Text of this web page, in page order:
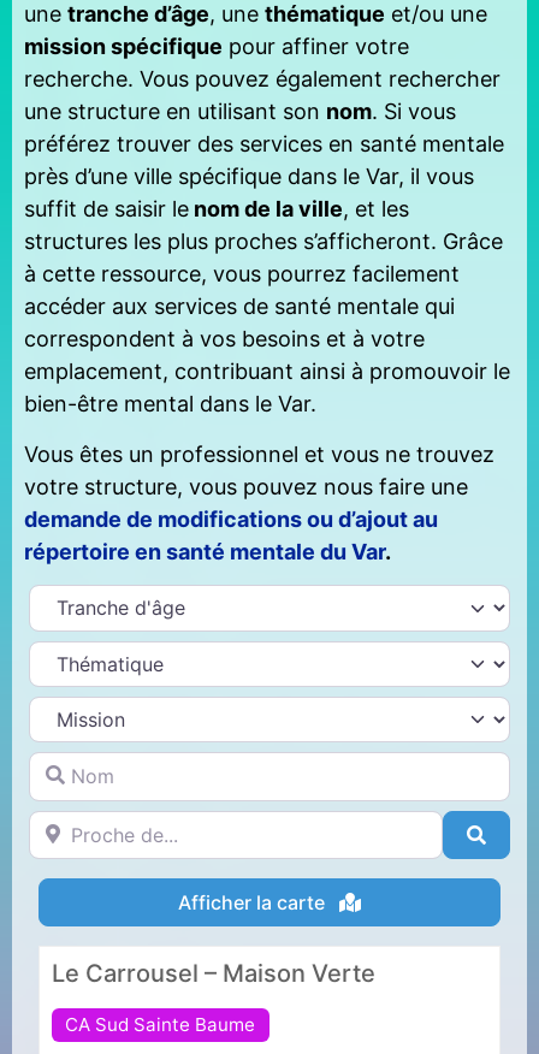
une tranche d’âge, une thématique et/ou une
mission spécifique pour affiner votre
recherche. Vous pouvez également rechercher
une structure en utilisant son nom. Si vous
préférez trouver des services en santé mentale
près d’une ville spécifique dans le Var, il vous
suffit de saisir le nom de la ville, et les
structures les plus proches s’afficheront. Grâce
à cette ressource, vous pourrez facilement
accéder aux services de santé mentale qui
correspondent à vos besoins et à votre
emplacement, contribuant ainsi à promouvoir le
bien-être mental dans le Var.
Vous êtes un professionnel et vous ne trouvez
votre structure, vous pouvez nous faire une
demande de modifications ou d’ajout au
répertoire en santé mentale du Var.
Nom
Proche de...
Afficher la carte
Le Carrousel – Maison Verte
CA Sud Sainte Baume